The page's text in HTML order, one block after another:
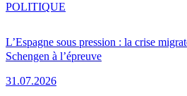
L’Espagne sous pression : la crise
Schengen à l’épreuve
31.07.2026
POLITIQUE